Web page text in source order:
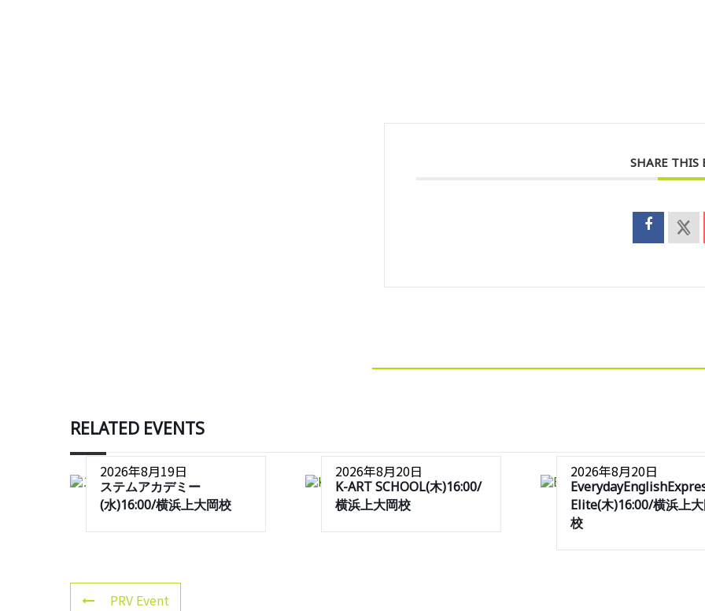
SHARE THIS
RELATED EVENTS
2026年8月19日
ステムアカデミー
(水)16:00/横浜上大岡校
2026年8月20日
K-ART SCHOOL(木)16:00/
横浜上大岡校
2026年8月20日
Elite(木)16:00/横浜上
校
PRV Event